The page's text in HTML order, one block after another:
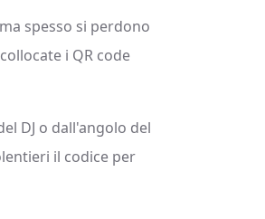
spesso si perdono
i QR code
DJ o dall'angolo del
il codice per